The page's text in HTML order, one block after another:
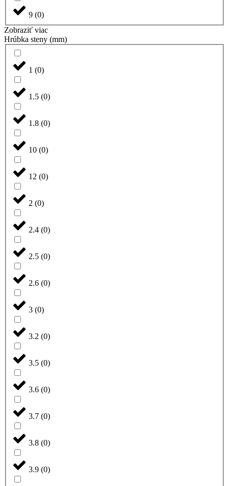
9 (0)
Zobraziť viac
Hrúbka steny (mm)
1 (0)
1.5 (0)
1.8 (0)
10 (0)
12 (0)
2 (0)
2.4 (0)
2.5 (0)
2.6 (0)
3 (0)
3.2 (0)
3.5 (0)
3.6 (0)
3.7 (0)
3.8 (0)
3.9 (0)